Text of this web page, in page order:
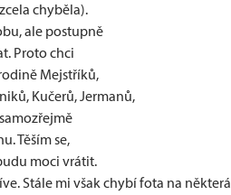
chyběla).
ale postupně
Proto chci
Mejstříků,
Kučerů, Jermanů,
Těším se,
moci vrátit.
Stále mi však chybí fota na některá